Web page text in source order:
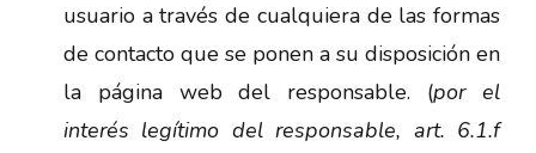
usuario a través de cualquiera de las formas
de contacto que se ponen a su disposición en
la página web del responsable. (por el
interés legítimo del responsable, art. 6.1.f